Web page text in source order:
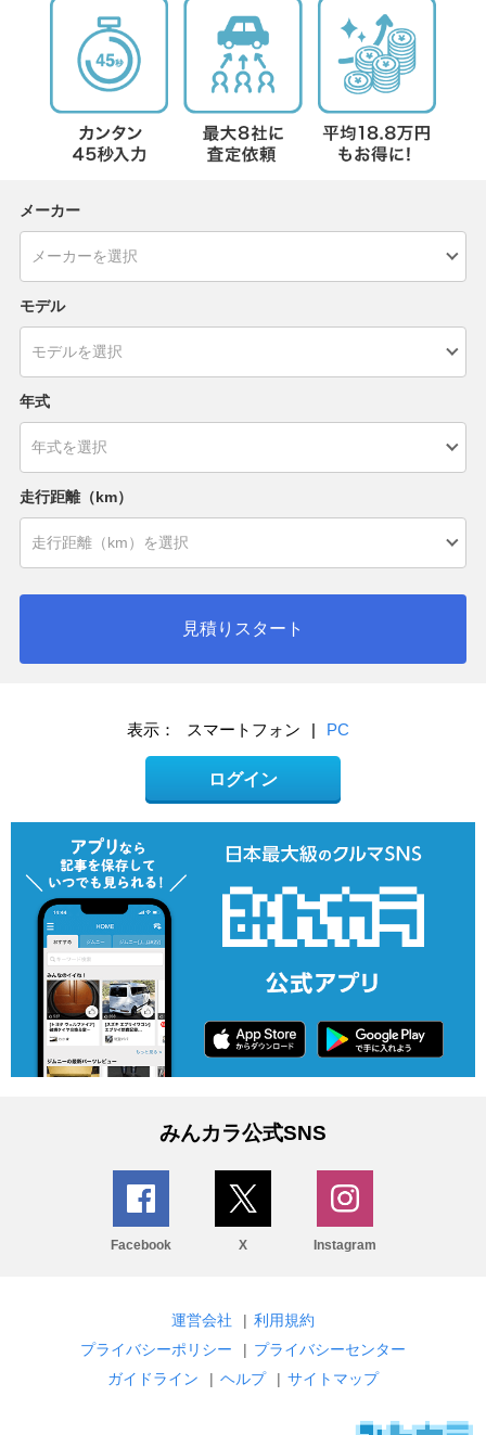
メーカー
モデル
年式
走行距離（km）
見積りスタート
表示： スマートフォン | PC
ログイン
みんカラ公式SNS
Facebook X Instagram
運営会社 | 利用規約
プライバシーポリシー
| プライバシーセンター
ガイドライン
| ヘルプ | サイトマップ